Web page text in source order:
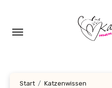
springen
Start
Katzenwissen